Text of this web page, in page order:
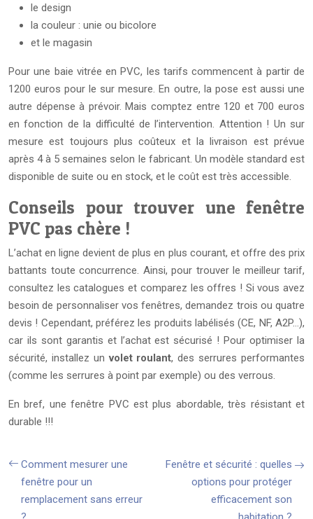
le design
la couleur : unie ou bicolore
et le magasin
Pour une baie vitrée en PVC, les tarifs commencent à partir de
1200 euros pour le sur mesure. En outre, la pose est aussi une
autre dépense à prévoir. Mais comptez entre 120 et 700 euros
en fonction de la difficulté de l’intervention. Attention ! Un sur
mesure est toujours plus coûteux et la livraison est prévue
après 4 à 5 semaines selon le fabricant. Un modèle standard est
disponible de suite ou en stock, et le coût est très accessible.
Conseils pour trouver une fenêtre
PVC pas chère !
L’achat en ligne devient de plus en plus courant, et offre des prix
battants toute concurrence. Ainsi, pour trouver le meilleur tarif,
consultez les catalogues et comparez les offres ! Si vous avez
besoin de personnaliser vos fenêtres, demandez trois ou quatre
devis ! Cependant, préférez les produits labélisés (CE, NF, A2P…),
car ils sont garantis et l’achat est sécurisé ! Pour optimiser la
sécurité, installez unvolet roulant, des serrures performantes
(comme les serrures à point par exemple) ou des verrous.
En bref, une fenêtre PVC est plus abordable, très résistant et
durable !!!
Comment mesurer une
fenêtre pour un
remplacement sans erreur
Fenêtre et sécurité : quelles
options pour protéger
efficacement son